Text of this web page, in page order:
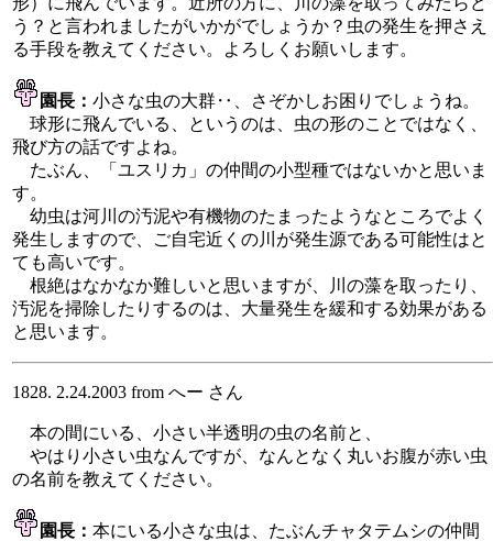
う？と言われましたがいかがでしょうか？虫の発生を押さえ
る手段を教えてください。よろしくお願いします。
園長： 小さな虫の大群‥、さぞかしお困りでしょうね。
球形に飛んでいる、というのは、虫の形のことではなく、
飛び方の話ですよね。
たぶん、「ユスリカ」の仲間の小型種ではないかと思いま
す。
幼虫は河川の汚泥や有機物のたまったようなところでよく
発生しますので、ご自宅近くの川が発生源である可能性はと
ても高いです。
根絶はなかなか難しいと思いますが、川の藻を取ったり、
汚泥を掃除したりするのは、大量発生を緩和する効果がある
と思います。
1828. 2.24.2003 from へー さん
本の間にいる、小さい半透明の虫の名前と、
やはり小さい虫なんですが、なんとなく丸いお腹が赤い虫
の名前を教えてください。
園長： 本にいる小さな虫は、たぶんチャタテムシの仲間